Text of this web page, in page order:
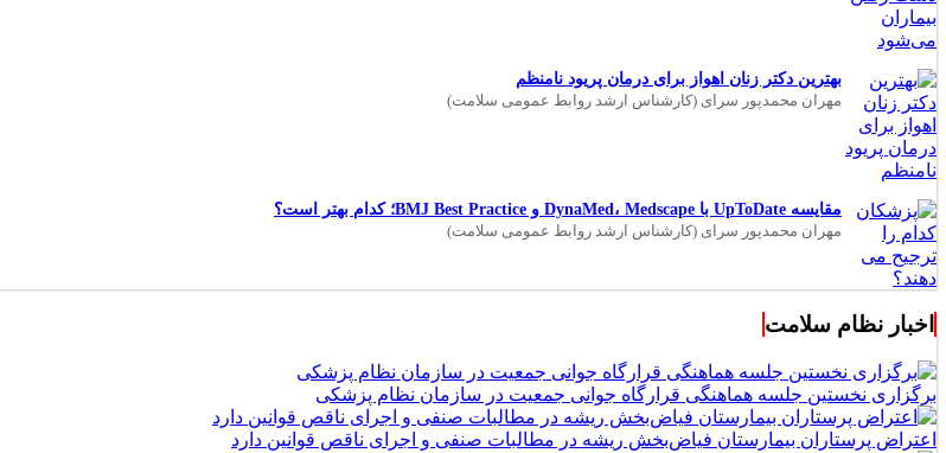
بهترین دکتر زنان اهواز برای درمان پریود نامنظم
مهران محمدپور سرای (کارشناس ارشد روابط عمومی سلامت)
مقایسه UpToDate با DynaMed، Medscape و BMJ Best Practice؛ کدام بهتر است؟
مهران محمدپور سرای (کارشناس ارشد روابط عمومی سلامت)
اخبار نظام سلامت
برگزاری نخستین جلسه هماهنگی قرارگاه جوانی جمعیت در سازمان نظام پزشکی
اعتراض پرستاران بیمارستان فیاض‌بخش ریشه در مطالبات صنفی و اجرای ناقص قوانین دارد